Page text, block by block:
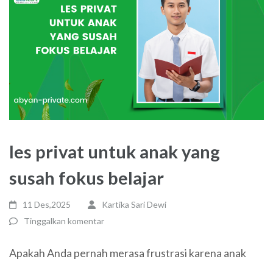
les privat untuk anak yang
susah fokus belajar
11 Des,2025
Kartika Sari Dewi
Tinggalkan komentar
Apakah Anda pernah merasa frustrasi karena anak